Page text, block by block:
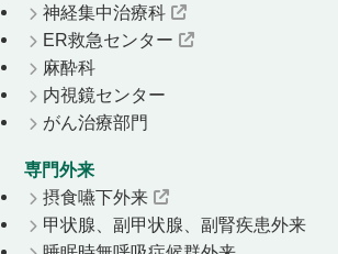
神経集中治療科
ER救急センター
麻酔科
内視鏡センター
がん治療部門
専門外来
摂食嚥下外来
甲状腺、副甲状腺、副腎疾患外来